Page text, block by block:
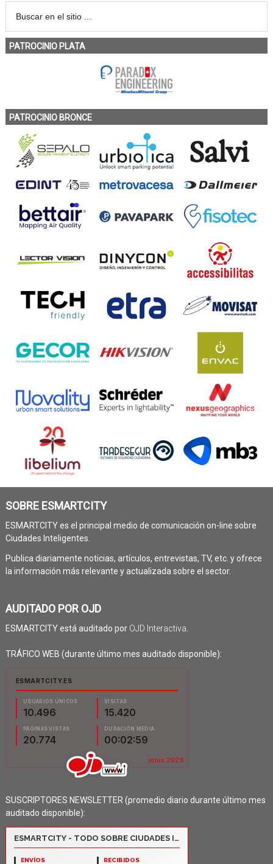
PATROCINIO PLATA
PATROCINIO BRONCE
SOBRE ESMARTCITY
ESMARTCITY es el principal medio de comunicación on-line sobre
Ciudades Inteligentes.
Publica diariamente noticias, artículos, entrevistas, TV, etc. y ofrece
la información más relevante y actualizada sobre el sector.
AUDITADO POR OJD
ESMARTCITY está auditado por OJD Interactiva
TRÁFICO WEB (durante último mes auditado disponible):
SUSCRIPTORES NEWSLETTER (promedio diario durante último mes
auditado disponible):